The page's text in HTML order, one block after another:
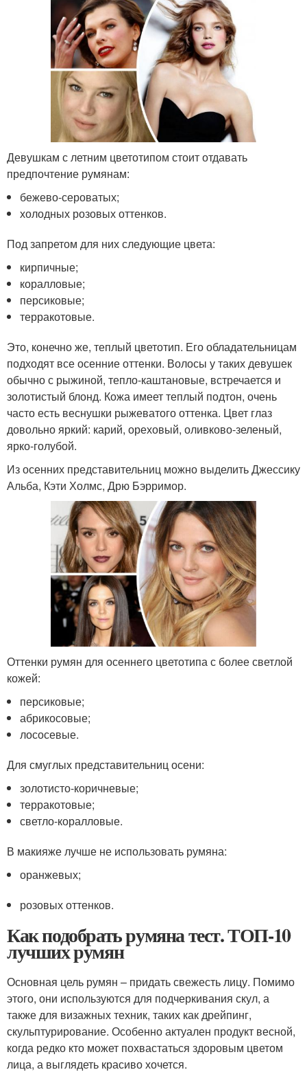
Девушкам с летним цветотипом стоит отдавать
предпочтение румянам:
бежево-сероватых;
холодных розовых оттенков.
Под запретом для них следующие цвета:
кирпичные;
коралловые;
персиковые;
терракотовые.
Это, конечно же, теплый цветотип. Его обладательницам
подходят все осенние оттенки. Волосы у таких девушек
обычно с рыжиной, тепло-каштановые, встречается и
золотистый блонд. Кожа имеет теплый подтон, очень
часто есть веснушки рыжеватого оттенка. Цвет глаз
довольно яркий: карий, ореховый, оливково-зеленый,
ярко-голубой.
Из осенних представительниц можно выделить Джессику
Альба, Кэти Холмс, Дрю Бэрримор.
Оттенки румян для осеннего цветотипа с более светлой
кожей:
персиковые;
абрикосовые;
лососевые.
Для смуглых представительниц осени:
золотисто-коричневые;
терракотовые;
светло-коралловые.
В макияже лучше не использовать румяна:
оранжевых;
розовых оттенков.
Как подобрать румяна тест. ТОП-10
лучших румян
Основная цель румян – придать свежесть лицу. Помимо
этого, они используются для подчеркивания скул, а
также для визажных техник, таких как дрейпинг,
скульптурирование. Особенно актуален продукт весной,
когда редко кто может похвастаться здоровым цветом
лица, а выглядеть красиво хочется.